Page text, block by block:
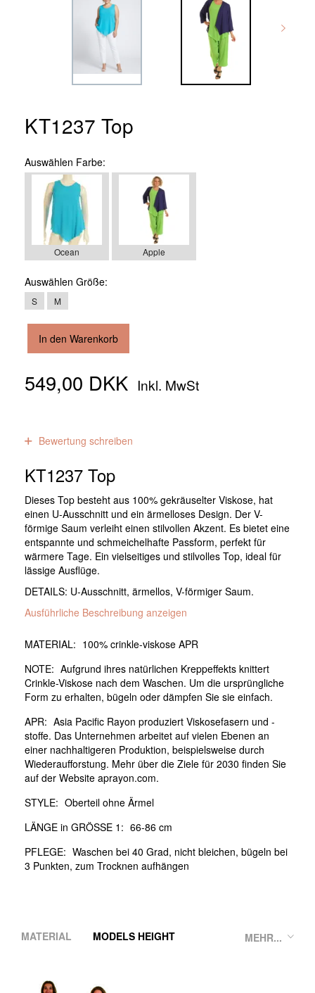
KT1237 Top
Auswählen Farbe:
Ocean Apple
Auswählen Größe:
S M
In den Warenkorb
549,00 DKK Inkl. MwSt
Bewertung schreiben
KT1237 Top
Dieses Top besteht aus 100% gekräuselter Viskose, hat
einen U-Ausschnitt und ein ärmelloses Design. Der V-
förmige Saum verleiht einen stilvollen Akzent. Es bietet eine
entspannte und schmeichelhafte Passform, perfekt für
wärmere Tage. Ein vielseitiges und stilvolles Top, ideal für
lässige Ausflüge.
DETAILS: U-Ausschnitt, ärmellos, V-förmiger Saum.
Ausführliche Beschreibung anzeigen
MATERIAL: 100% crinkle-viskose APR
NOTE: Aufgrund ihres natürlichen Kreppeffekts knittert
Crinkle-Viskose nach dem Waschen. Um die ursprüngliche
Form zu erhalten, bügeln oder dämpfen Sie sie einfach.
APR: Asia Pacific Rayon produziert Viskosefasern und -
stoffe. Das Unternehmen arbeitet auf vielen Ebenen an
einer nachhaltigeren Produktion, beispielsweise durch
Wiederaufforstung. Mehr über die Ziele für 2030 finden Sie
auf der Website aprayon.com.
STYLE: Oberteil ohne Ärmel
LÄNGE in GRÖSSE 1: 66-86 cm
PFLEGE: Waschen bei 40 Grad, nicht bleichen, bügeln bei
3 Punkten, zum Trocknen aufhängen
MEHR...
MATERIAL MODELS HEIGHT